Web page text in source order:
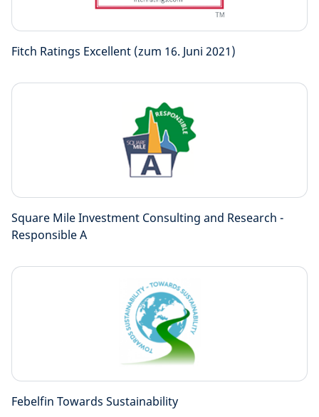
Fitch Ratings Excellent (zum 16. Juni 2021)
Square Mile Investment Consulting and Research -
Responsible A
Febelfin Towards Sustainability